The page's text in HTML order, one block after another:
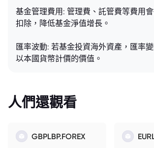
基金管理費用: 管理費、託管費等費用
扣除，降低基金淨值增長。
匯率波動: 若基金投資海外資產，匯率
以本國貨幣計價的價值。
人們還觀看
GBPLBP.FOREX